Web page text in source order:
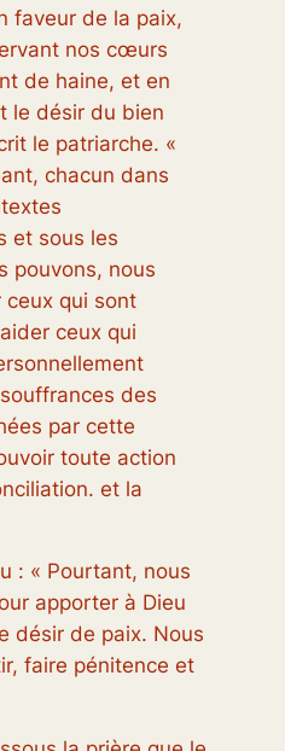
faveur de la paix,
nos cœurs
de haine, et en
le désir du bien
le patriarche. «
chacun dans
et sous les
pouvons, nous
ceux qui sont
ceux qui
des
par cette
toute action
et la
: « Pourtant, nous
apporter à Dieu
désir de paix. Nous
faire pénitence et